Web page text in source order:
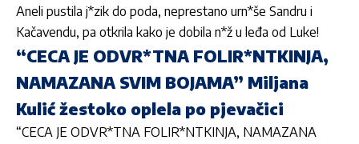
Aneli pustila j*zik do poda, neprestano urn*še Sandru i
Kačavendu, pa otkrila kako je dobila n*ž u leđa od Luke!
“CECA JE ODVR*TNA FOLIR*NTKINJA,
NAMAZANA SVIM BOJAMA” Miljana
Kulić žestoko oplela po pjevačici
“CECA JE ODVR*TNA FOLIR*NTKINJA, NAMAZANA